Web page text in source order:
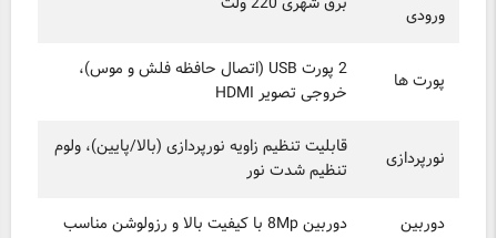
ورودی
پورت ها
2 پورت USB (اتصال حافظه فلش و موس)،
خروجی تصویر HDMI
نورپردازی
قابلیت تنظیم زاویه نورپردازی (بالا/پایین)، ولوم
تنظیم شدت نور
دوربین دوربین 8Mp با کیفیت بالا و رزولوشن مناسب